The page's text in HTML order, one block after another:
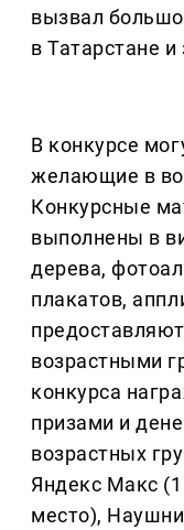
вызвал
в Татарстане
В конкурсе
желающие в
Конкурсные
выполнены в
дерева,
плакатов,
возрастными
конкурса
призами и
возрастных
Яндекс Макс
место),